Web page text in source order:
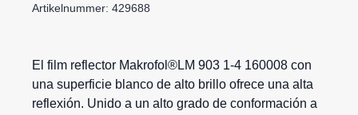
Artikelnummer: 429688
El film reflector Makrofol ®LM 903 1-4 160008 con
una superficie blanco de alto brillo ofrece una alta
reflexión. Unido a un alto grado de conformación a